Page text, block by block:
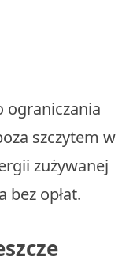
ograniczania
szczytem w
zużywanej
bez opłat.